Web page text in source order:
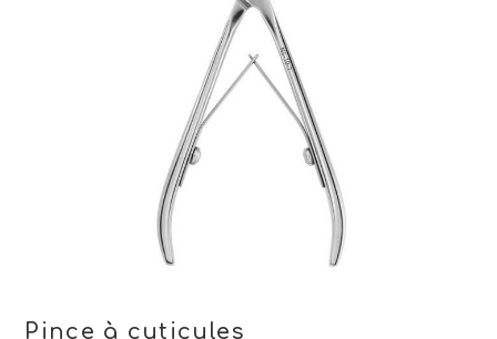
Pince à cuticules